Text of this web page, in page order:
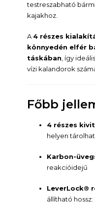
testreszabható
kajakhoz.
A 4 részes
könnyedén elfér
táskában , így
vízi kalandorok
Főbb
4 részes
helyen
Karbon-
reakcióidejű
LeverLock®
állítható hossz: